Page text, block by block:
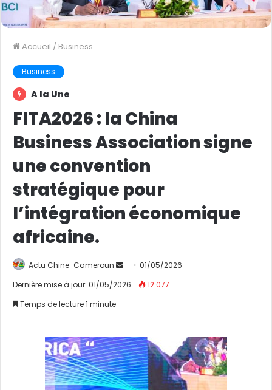
Accueil / Business
Business
A la Une
FITA2026 : la China
Business Association signe
une convention
stratégique pour
l’intégration économique
africaine.
Actu Chine-Cameroun
n
e
r
u
n
01/05/2026
Dernière mise à jour: 01/05/2026
12 077
Temps de lecture 1 minute